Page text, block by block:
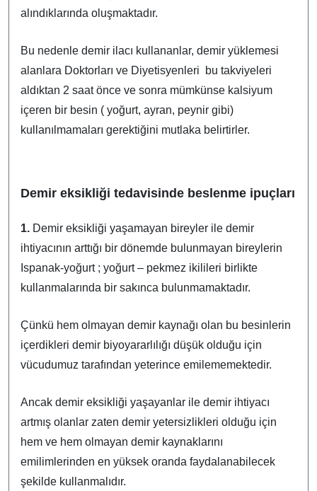
alındıklarında oluşmaktadır.
Bu nedenle demir ilacı kullananlar, demir yüklemesi
alanlara Doktorları ve Diyetisyenleri bu takviyeleri
aldıktan 2 saat önce ve sonra mümkünse kalsiyum
içeren bir besin ( yoğurt, ayran, peynir gibi)
kullanılmamaları gerektiğini mutlaka belirtirler.
Demir eksikliği tedavisinde beslenme ipuçları
1. Demir eksikliği yaşamayan bireyler ile demir
ihtiyacının arttığı bir dönemde bulunmayan bireylerin
Ispanak-yoğurt ; yoğurt – pekmez ikilileri birlikte
kullanmalarında bir sakınca bulunmamaktadır.
Çünkü hem olmayan demir kaynağı olan bu besinlerin
içerdikleri demir biyoyararlılığı düşük olduğu için
vücudumuz tarafından yeterince emilememektedir.
Ancak demir eksikliği yaşayanlar ile demir ihtiyacı
artmış olanlar zaten demir yetersizlikleri olduğu için
hem ve hem olmayan demir kaynaklarını
emilimlerinden en yüksek oranda faydalanabilecek
şekilde kullanmalıdır.